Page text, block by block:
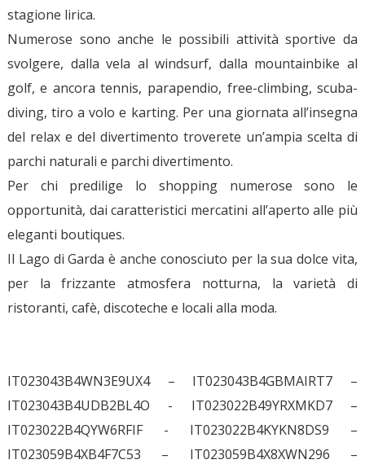
stagione lirica.
Numerose sono anche le possibili attività sportive da
svolgere, dalla vela al windsurf, dalla mountainbike al
golf, e ancora tennis, parapendio, free-climbing, scuba-
diving, tiro a volo e karting. Per una giornata all’insegna
del relax e del divertimento troverete un’ampia scelta di
parchi naturali e parchi divertimento.
Per chi predilige lo shopping numerose sono le
opportunità, dai caratteristici mercatini all’aperto alle più
eleganti boutiques.
Il Lago di Garda è anche conosciuto per la sua dolce vita,
per la frizzante atmosfera notturna, la varietà di
ristoranti, cafè, discoteche e locali alla moda.
IT023043B4WN3E9UX4 – IT023043B4GBMAIRT7 –
IT023043B4UDB2BL4O - IT023022B49YRXMKD7 –
IT023022B4QYW6RFIF - IT023022B4KYKN8DS9 –
IT023059B4XB4F7C53 – IT023059B4X8XWN296 –